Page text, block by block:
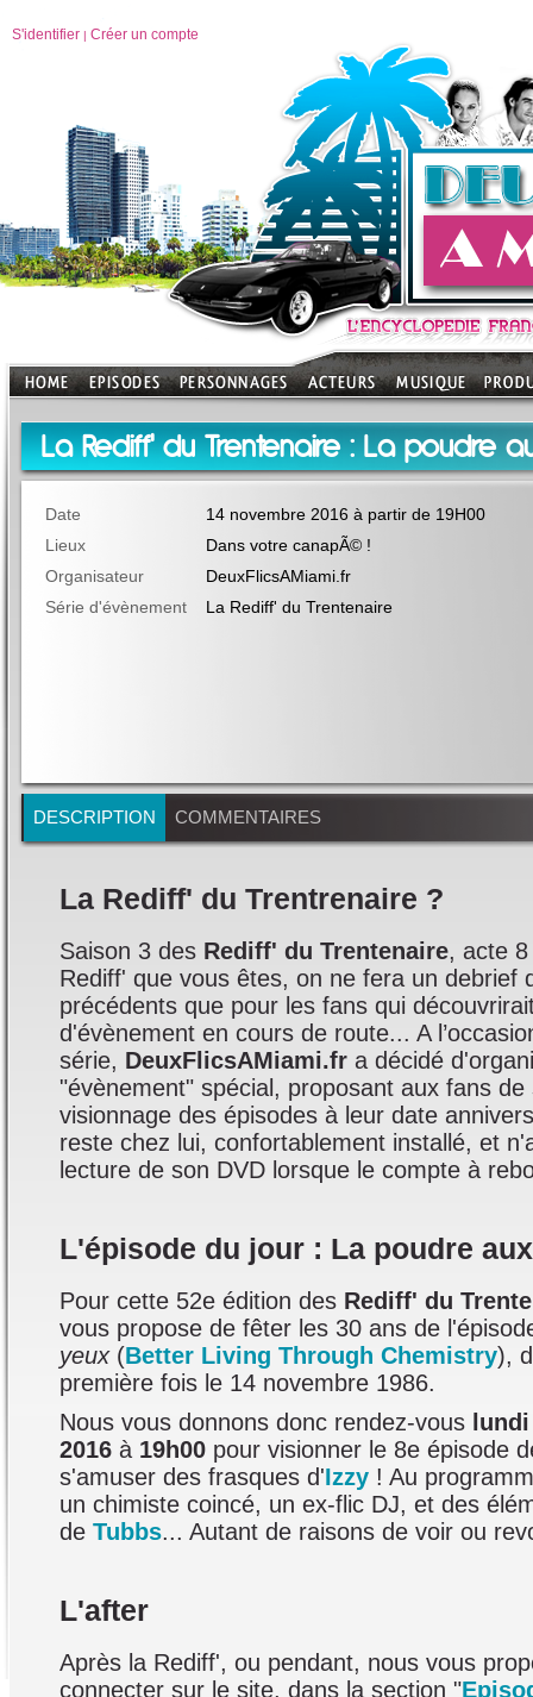
S'identifier | Créer un compte
La Rediff' du Trentenaire : La poudre
Date
14 novembre 2016 à partir de 19H00
Lieux
Dans votre canapÃ© !
Organisateur
DeuxFlicsAMiami.fr
Série d'évènement
La Rediff' du Trentenaire
DESCRIPTION COMMENTAIRES
La Rediff' du Trentrenaire ?
Saison 3 des Rediff' du Trentenaire, acte
Rediff' que vous êtes, on ne fera un debrief
précédents que pour les fans qui
d'évènement en cours de route... A
série, DeuxFlicsAMiami.fr a décidé
"évènement" spécial, proposant aux fans de
visionnage des épisodes à leur date
reste chez lui, confortablement installé, et
lecture de son DVD lorsque le compte à
L'épisode du jour : La poudre
Pour cette 52e édition des Rediff' du
vous propose de fêter les 30 ans de
yeux(Better Living Through Chemistry),
première fois le 14 novembre 1986.
Nous vous donnons donc rendez-vous lundi
2016 à 19h00 pour visionner le 8e épisode
s'amuser des frasques d'Izzy ! Au
un chimiste coincé, un ex-flic DJ, et des
de Tubbs... Autant de raisons de voir ou
L'after
Après la Rediff', ou pendant, nous vous
connecter sur le site, dans la section "